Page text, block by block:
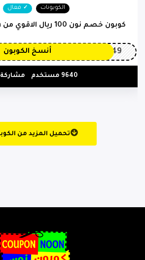
الكوبونات فعال
كوبون خصم نون 100 ريال الاقوي من Noon فى 2023
OP149 أنسخ الكوبون
9640 مستخدم مشاركة
تحميل المزيد من الكوبونات